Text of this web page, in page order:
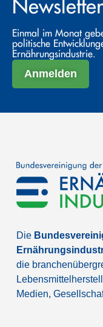
Newsletter
Einmal im Monat
politische
Ernährungsindustrie.
Anmelden
Die
die
Medien,